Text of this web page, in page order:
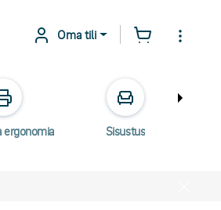
Oma tili
ergonomia Sisustus